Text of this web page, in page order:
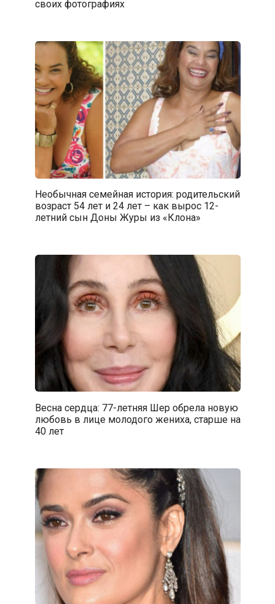
своих фотографиях
Необычная семейная история: родительский
возраст 54 лет и 24 лет – как вырос 12-
летний сын Доны Журы из «Клона»
Весна сердца: 77-летняя Шер обрела новую
любовь в лице молодого жениха, старше на
40 лет